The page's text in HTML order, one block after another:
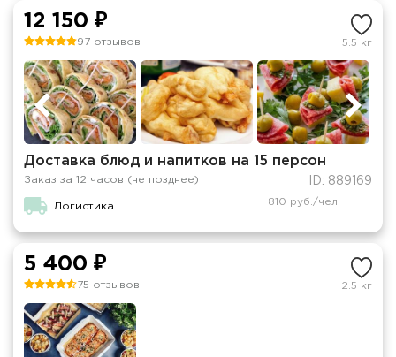
12 150 ₽
97 отзывов 5.5 кг
Доставка блюд и напитков на 15 персон
Заказ за 12 часов (не позднее) ID: 889169
Логистика 810 руб./чел.
5 400 ₽
75 отзывов 2.5 кг